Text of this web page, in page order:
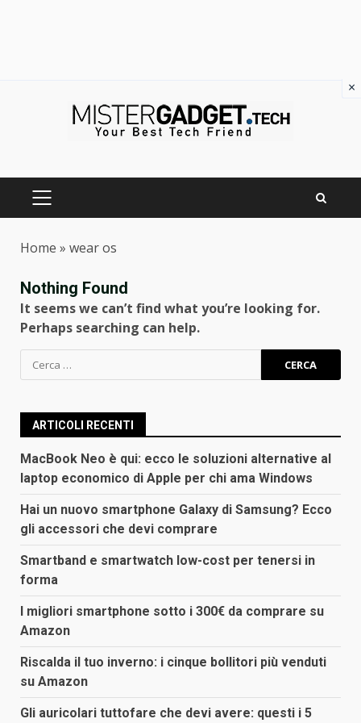
PRIMARY
Home » wear os
Nothing Found
It seems we can’t find what you’re looking for.
Perhaps searching can help.
Ricerca
per:
ARTICOLI RECENTI
MacBook Neo è qui: ecco le soluzioni alternative al
laptop economico di Apple per chi ama Windows
Hai un nuovo smartphone Galaxy di Samsung? Ecco
gli accessori che devi comprare
Smartband e smartwatch low-cost per tenersi in
forma
I migliori smartphone sotto i 300€ da comprare su
Amazon
Riscalda il tuo inverno: i cinque bollitori più venduti
su Amazon
Gli auricolari tuttofare che devi avere: questi i 5
×